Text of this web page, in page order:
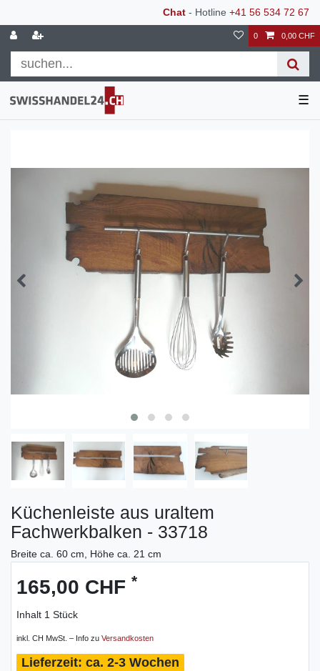
Chat - Hotline +41 56 534 72 67
0 0,00 CHF
☰
Küchenleiste aus uraltem
Fachwerkbalken - 33718
Breite ca. 60 cm, Höhe ca. 21 cm
165,00 CHF *
Inhalt 1 Stück
inkl. CH MwSt. – Info zu Versandkosten
ca. 2-3 Wochen